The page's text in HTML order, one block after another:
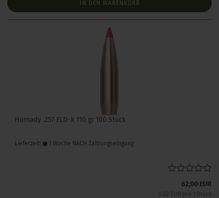
IN DEN WARENKORB
Hornady .257 ELD-X 110 gr 100 Stück
Lieferzeit: 1 Woche NACH Zahlungseingang
62,00 EUR
0,62 EUR pro 1 Stück